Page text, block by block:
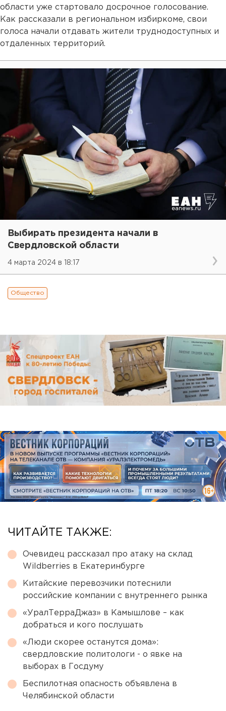
области уже стартовало досрочное голосование.
Как рассказали в региональном избиркоме, свои
голоса начали отдавать жители труднодоступных и
отдаленных территорий.
Выбирать президента начали в
Свердловской области
4 марта 2024 в 18:17
Общество
ЧИТАЙТЕ ТАКЖЕ:
Очевидец рассказал про атаку на склад
Wildberries в Екатеринбурге
Китайские перевозчики потеснили
российские компании с внутреннего рынка
«УралТерраДжаз» в Камышлове – как
добраться и кого послушать
«Люди скорее останутся дома»:
свердловские политологи - о явке на
выборах в Госдуму
Беспилотная опасность объявлена в
Челябинской области